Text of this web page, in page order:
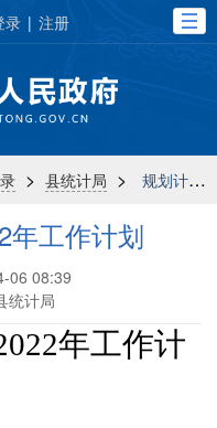
录 | 注册
> 县统计局 > 规划计划
年工作计划
06 08:39
统计局
年工作计